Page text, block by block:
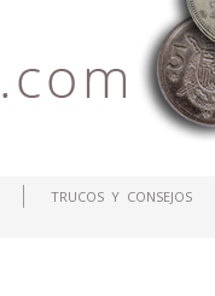
TRUCOS Y CONSEJOS